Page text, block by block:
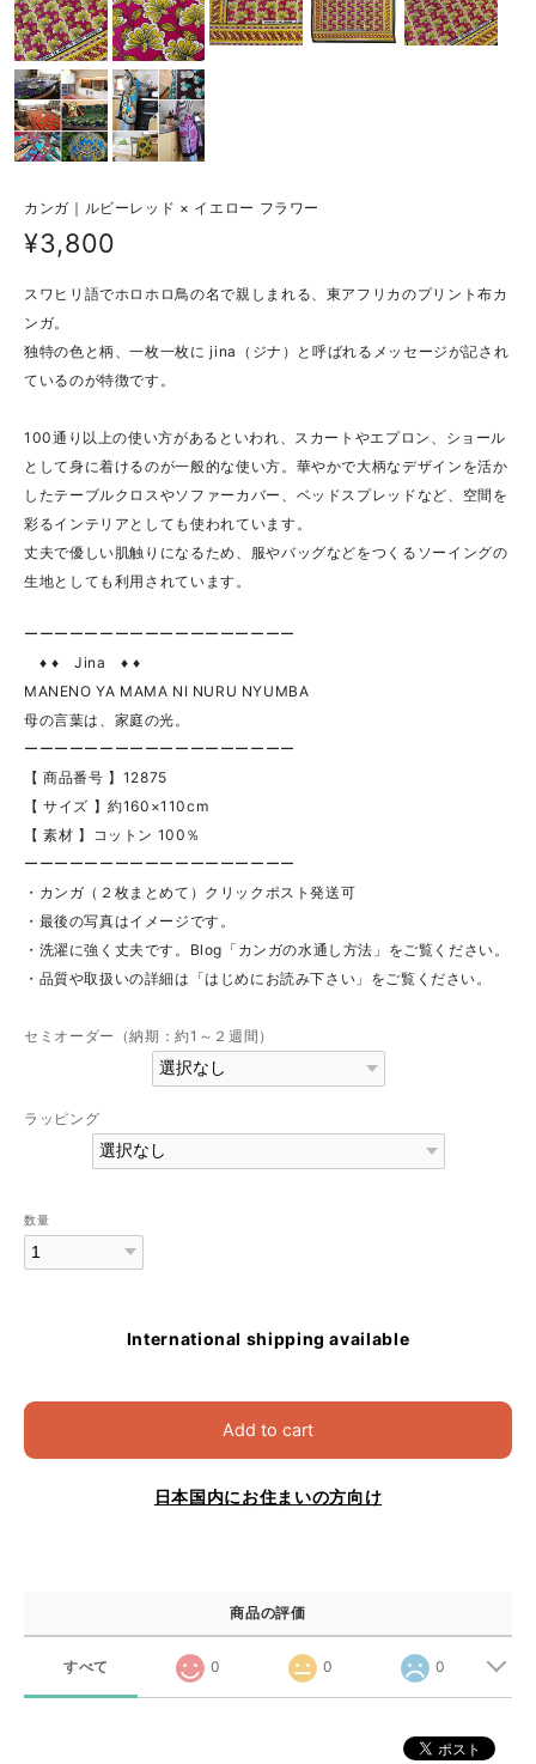
カンガ｜ルビーレッド × イエロー フラワー
¥3,800
スワヒリ語でホロホロ鳥の名で親しまれる、東アフリカのプリント布カ
ンガ。
独特の色と柄、一枚一枚に jina（ジナ）と呼ばれるメッセージが記され
ているのが特徴です。
100通り以上の使い方があるといわれ、スカートやエプロン、ショール
として身に着けるのが一般的な使い方。華やかで大柄なデザインを活か
したテーブルクロスやソファーカバー、ベッドスプレッドなど、空間を
彩るインテリアとしても使われています。
丈夫で優しい肌触りになるため、服やバッグなどをつくるソーイングの
生地としても利用されています。
ーーーーーーーーーーーーーーーーーー
♦ ♦ Jina ♦ ♦
MANENO YA MAMA NI NURU NYUMBA
母の言葉は、家庭の光。
ーーーーーーーーーーーーーーーーーー
【 商品番号 】12875
【 サイズ 】約160×110cm
【 素材 】コットン 100％
ーーーーーーーーーーーーーーーーーー
・カンガ（２枚まとめて）クリックポスト発送可
・最後の写真はイメージです。
・洗濯に強く丈夫です。Blog「カンガの水通し方法」をご覧ください。
・品質や取扱いの詳細は「はじめにお読み下さい」をご覧ください。
セミオーダー（納期：約1～２週間）
ラッピング
数量
International shipping available
Add to cart
日本国内にお住まいの方向け
商品の評価
すべて 0 0 0